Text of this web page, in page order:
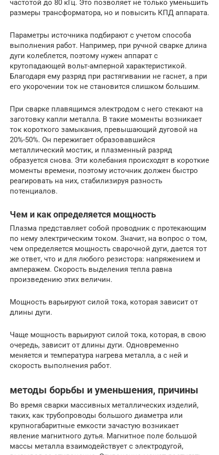
частотой до 80 кГц. Это позволяет не только уменьшить
размеры трансформатора, но и повысить КПД аппарата.
Параметры источника подбирают с учетом способа
выполнения работ. Например, при ручной сварке длина
дуги колеблется, поэтому нужен аппарат с
крутопадающей вольт-амперной характеристикой.
Благодаря ему разряд при растягивании не гаснет, а при
его укорочении ток не становится слишком большим.
При сварке плавящимся электродом с него стекают на
заготовку капли металла. В такие моменты возникает
ток короткого замыкания, превышающий дуговой на
20%-50%. Он пережигает образовавшийся
металлический мостик, и плазменный разряд
образуется снова. Эти колебания происходят в короткие
моменты времени, поэтому источник должен быстро
реагировать на них, стабилизируя разность
потенциалов.
Чем и как определяется мощность
Плазма представляет собой проводник с протекающим
по нему электрическим током. Значит, на вопрос о том,
чем определяется мощность сварочной дуги, дается тот
же ответ, что и для любого резистора: напряжением и
амперажем. Скорость выделения тепла равна
произведению этих величин.
Мощность варьируют силой тока, которая зависит от
длины дуги.
Чаще мощность варьируют силой тока, которая, в свою
очередь, зависит от длины дуги. Одновременно
меняется и температура нагрева металла, а с ней и
скорость выполнения работ.
методы борьбы и уменьшения, причины
Во время сварки массивных металлических изделий,
таких, как трубопроводы большого диаметра или
крупногабаритные емкости зачастую возникает
явление магнитного дутья. Магнитное поле большой
массы металла взаимодействует с электродугой,